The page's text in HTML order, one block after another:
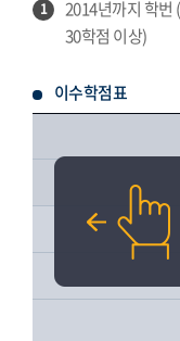
1
2014년까지 학번
30학점 이상)
이수학점표